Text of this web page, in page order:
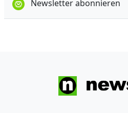
Newsletter abonnieren